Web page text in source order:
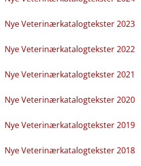
Nye Veterinærkatalogtekster 2023
Nye Veterinærkatalogtekster 2022
Nye Veterinærkatalogtekster 2021
Nye Veterinærkatalogtekster 2020
Nye Veterinærkatalogtekster 2019
Nye Veterinærkatalogtekster 2018